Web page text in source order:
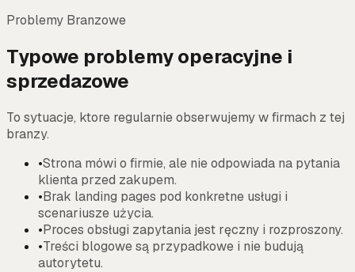
Problemy Branzowe
Typowe problemy operacyjne i
sprzedazowe
To sytuacje, ktore regularnie obserwujemy w firmach z tej
branzy.
•Strona mówi o firmie, ale nie odpowiada na pytania
klienta przed zakupem.
•Brak landing pages pod konkretne usługi i
scenariusze użycia.
•Proces obsługi zapytania jest ręczny i rozproszony.
•Treści blogowe są przypadkowe i nie budują
autorytetu.